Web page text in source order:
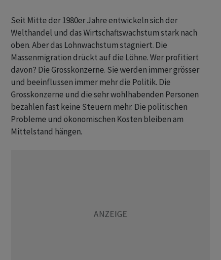
Seit Mitte der 1980er Jahre entwickeln sich der
Welthandel und das Wirtschaftswachstum stark nach
oben. Aber das Lohnwachstum stagniert. Die
Massenmigration drückt auf die Löhne. Wer profitiert
davon? Die Grosskonzerne. Sie werden immer grösser
und beeinflussen immer mehr die Politik. Die
Grosskonzerne und die sehr wohlhabenden Personen
bezahlen fast keine Steuern mehr. Die politischen
Probleme und ökonomischen Kosten bleiben am
Mittelstand hängen.